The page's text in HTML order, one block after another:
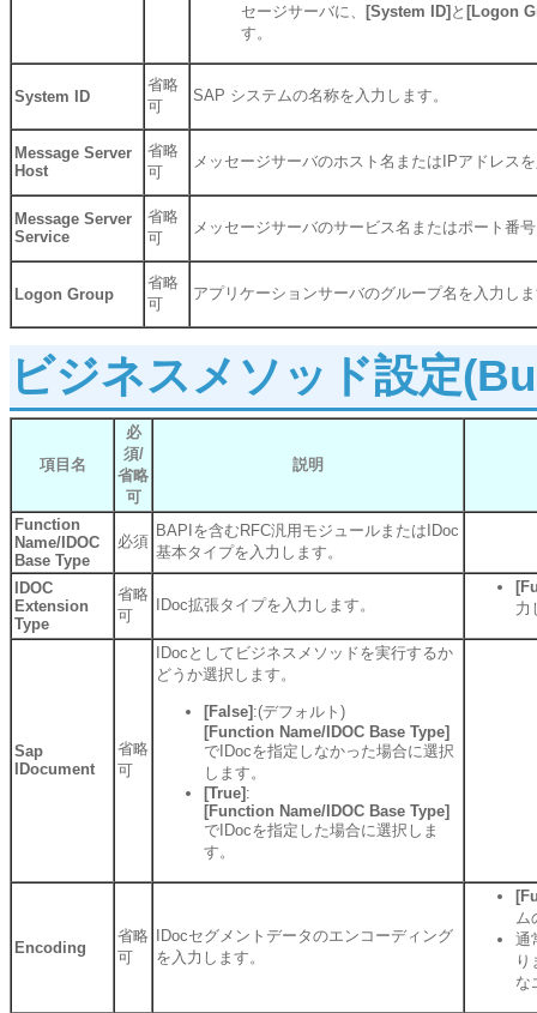
セージサーバに、
[System ID] と [Logon
す。
System ID
省略
可
SAP システムの名称を入力します。
Message Server
Host
省略
可
メッセージサーバのホスト名またはIPアドレス
Message Server
Service
省略
可
メッセージサーバのサービス名またはポート番
Logon Group
省略
可
アプリケーションサーバのグループ名を入力し
ビジネスメソッド設定
項目名
必
須/
省略
可
説明
Function
Name/IDOC
Base Type
必須
BAPIを含むRFC汎用モジュールまたはIDoc
基本タイプを入力します。
IDOC
Extension
Type
省略
可
IDoc拡張タイプを入力します。
力
Sap
IDocument
省略
可
IDocとしてビジネスメソッドを実行するか
どうか選択します。
[False] :(デフォルト)
[Function Name/IDOC Base Type]
でIDocを指定しなかった場合に選択
します。
[True] :
[Function Name/IDOC Base Type]
でIDocを指定した場合に選択しま
す。
Encoding
省略
可
IDocセグメントデータのエンコーディング
を入力します。
ム
通
り
な